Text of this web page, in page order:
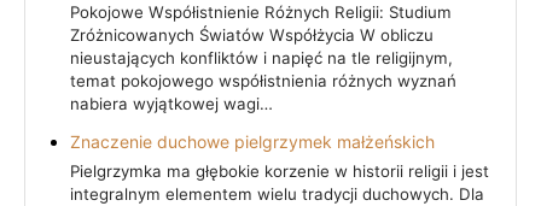
Pokojowe Współistnienie Różnych Religii: Studium
Zróżnicowanych Światów Współżycia W obliczu
nieustających konfliktów i napięć na tle religijnym,
temat pokojowego współistnienia różnych wyznań
nabiera wyjątkowej wagi…
Znaczenie duchowe pielgrzymek małżeńskich
Pielgrzymka ma głębokie korzenie w historii religii i jest
integralnym elementem wielu tradycji duchowych. Dla